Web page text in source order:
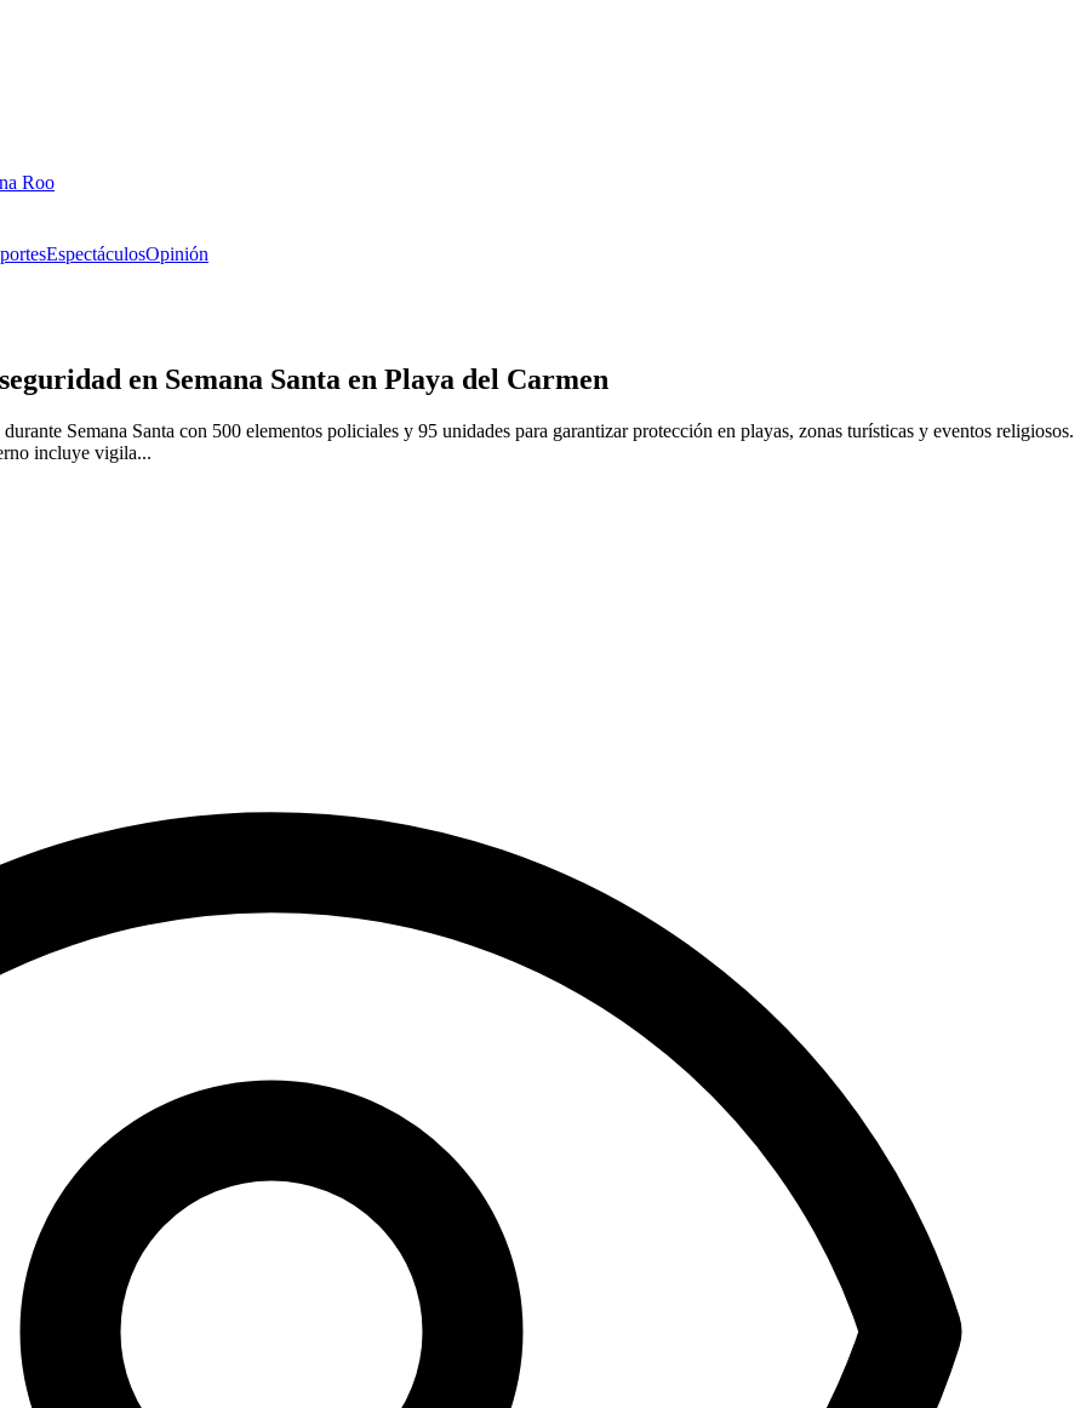
Roo
EspectáculosOpinión
en Semana Santa en Playa del Carmen
Semana Santa con 500 elementos policiales y 95 unidades para garantizar protección en playas, zonas turísticas y eventos religiosos.
incluye vigila...